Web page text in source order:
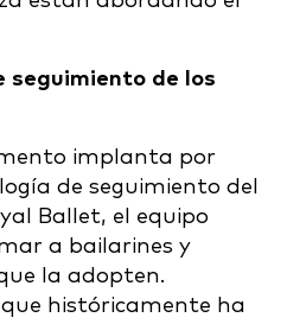
seguimiento de los
implanta por
de seguimiento del
Ballet, el equipo
a bailarines y
la adopten.
históricamente ha